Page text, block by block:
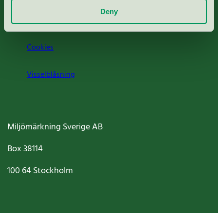
Deny
Jobba hos oss
Cookies
Visselblåsning
Miljömärkning Sverige AB
Box38114
100 64Stockholm